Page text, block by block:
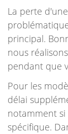
La perte
principal.
nous
pendant que
Pour les
délai
notamment
spécifique.